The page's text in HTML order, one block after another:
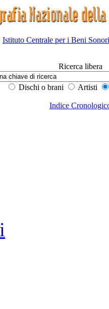
Istituto Centrale per i Beni
Ricerca libera
Dischi o brani Artisti
Indice